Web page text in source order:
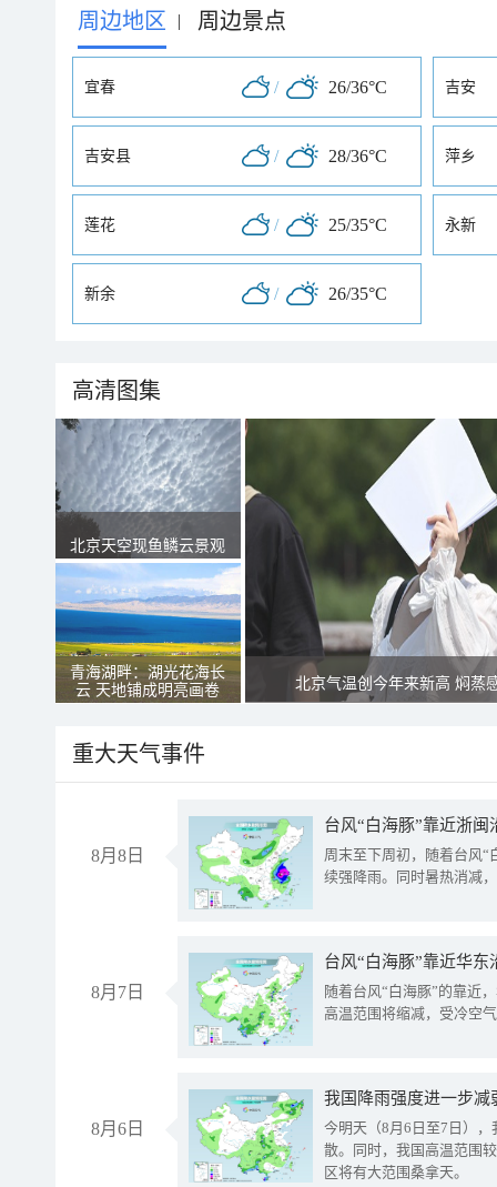
周边地区 | 周边景点
宜春 / 26/36°C 吉安
吉安县 / 28/36°C 萍乡
莲花 / 25/35°C 永新
新余 / 26/35°C
高清图集
北京天空现鱼鳞云景观
青海湖畔：湖光花海长
云 天地铺成明亮画卷
北京气温创今年来新高 焖蒸
重大天气事件
8月8日
台风“白海豚”靠近浙
周末至下周初，随着台风“
续强降雨。同时暑热消减
8月7日
台风“白海豚”靠近华
随着台风“白海豚”的靠近
高温范围将缩减，受冷空
8月6日
今明天（8月6日至7日）
散。同时，我国高温范围
区将有大范围桑拿天。